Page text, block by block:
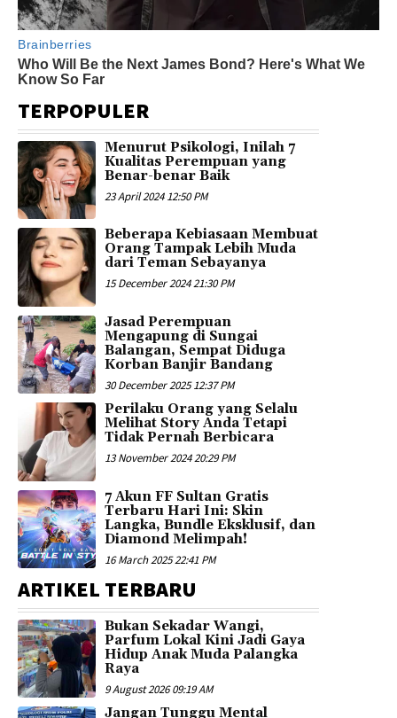
TERPOPULER
Menurut Psikologi, Inilah 7
Kualitas Perempuan yang
Benar-benar Baik
23 April 2024 12:50 PM
Beberapa Kebiasaan Membuat
Orang Tampak Lebih Muda
dari Teman Sebayanya
15 December 2024 21:30 PM
Jasad Perempuan
Mengapung di Sungai
Balangan, Sempat Diduga
Korban Banjir Bandang
30 December 2025 12:37 PM
Perilaku Orang yang Selalu
Melihat Story Anda Tetapi
Tidak Pernah Berbicara
13 November 2024 20:29 PM
7 Akun FF Sultan Gratis
Terbaru Hari Ini: Skin
Langka, Bundle Eksklusif, dan
Diamond Melimpah!
16 March 2025 22:41 PM
ARTIKEL TERBARU
Bukan Sekadar Wangi,
Parfum Lokal Kini Jadi Gaya
Hidup Anak Muda Palangka
Raya
9 August 2026 09:19 AM
Jangan Tunggu Mental